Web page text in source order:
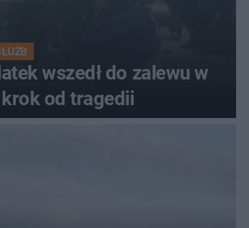
wszedł do zalewu w
od tragedii